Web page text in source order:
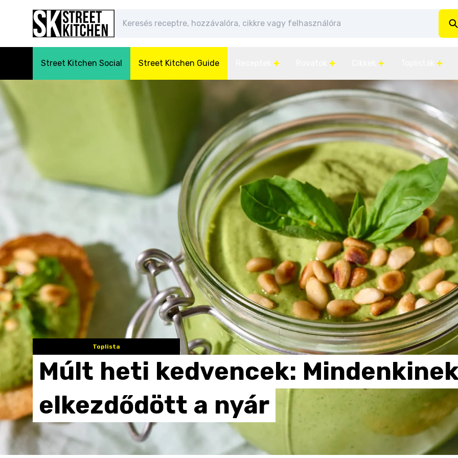
Street Kitchen Social Street Kitchen Guide
Toplista
Múlt heti kedvencek:
elkezdődött a nyár